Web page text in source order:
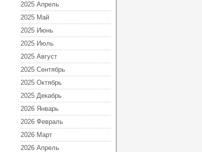
2025 Апрель
2025 Май
2025 Июнь
2025 Июль
2025 Август
2025 Сентябрь
2025 Октябрь
2025 Декабрь
2026 Январь
2026 Февраль
2026 Март
2026 Апрель